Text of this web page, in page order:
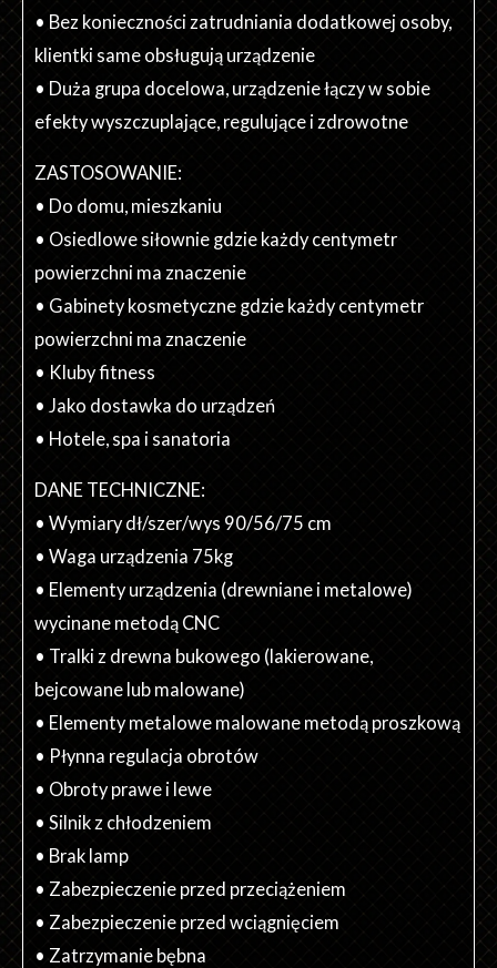
• Bez konieczności zatrudniania dodatkowej osoby,
klientki same obsługują urządzenie
• Duża grupa docelowa, urządzenie łączy w sobie
efekty wyszczuplające, regulujące i zdrowotne
ZASTOSOWANIE:
• Do domu, mieszkaniu
• Osiedlowe siłownie gdzie każdy centymetr
powierzchni ma znaczenie
• Gabinety kosmetyczne gdzie każdy centymetr
powierzchni ma znaczenie
• Kluby fitness
• Jako dostawka do urządzeń
• Hotele, spa i sanatoria
DANE TECHNICZNE:
• Wymiary dł/szer/wys 90/56/75 cm
• Waga urządzenia 75kg
• Elementy urządzenia (drewniane i metalowe)
wycinane metodą CNC
• Tralki z drewna bukowego (lakierowane,
bejcowane lub malowane)
• Elementy metalowe malowane metodą proszkową
• Płynna regulacja obrotów
• Obroty prawe i lewe
• Silnik z chłodzeniem
• Brak lamp
• Zabezpieczenie przed przeciążeniem
• Zabezpieczenie przed wciągnięciem
• Zatrzymanie bębna